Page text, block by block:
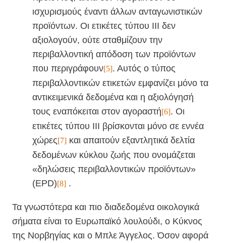
ισχυρισμούς έναντι άλλων ανταγωνιστικών
προϊόντων. Οι ετικέτες τύπου III δεν
αξιολογούν, ούτε σταθμίζουν την
περιβαλλοντική απόδοση των προϊόντων
που περιγράφουν[5]. Αυτός ο τύπος
περιβαλλοντικών ετικετών εμφανίζει μόνο τα
αντικειμενικά δεδομένα και η αξιολόγησή
τους εναπόκειται στον αγοραστή[6]. Οι
ετικέτες τύπου III βρίσκονται μόνο σε εννέα
χώρες[7] και απαιτούν εξαντλητικά δελτία
δεδομένων κύκλου ζωής που ονομάζεται
«δηλώσεις περιβαλλοντικών προϊόντων»
(EPD)[8] .
Τα γνωστότερα και πιο διαδεδομένα οικολογικά
σήματα είναι το Ευρωπαϊκό λουλούδι, ο Κύκνος
της Νορβηγίας και ο Μπλε Άγγελος. Όσον αφορά